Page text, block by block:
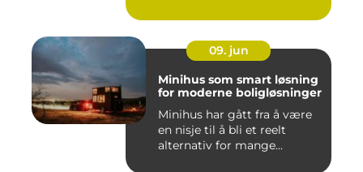
09. jun
Minihus som smart løsning
for moderne boligløsninger
Minihus har gått fra å være
en nisje til å bli et reelt
alternativ for mange...